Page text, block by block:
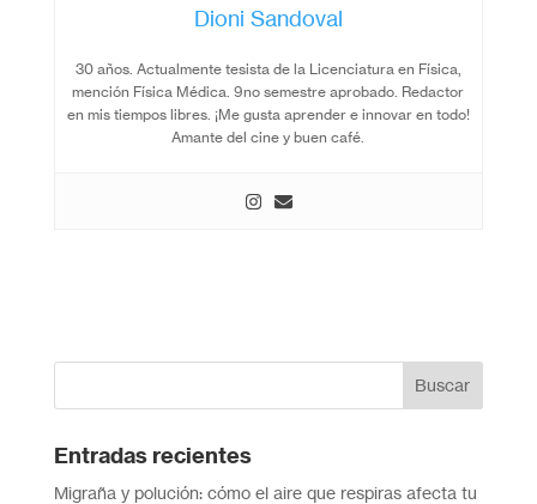
Dioni Sandoval
30 años. Actualmente tesista de la Licenciatura en Física,
mención Física Médica. 9no semestre aprobado. Redactor
en mis tiempos libres. ¡Me gusta aprender e innovar en todo!
Amante del cine y buen café.
Entradas recientes
Migraña y polución: cómo el aire que respiras afecta tu